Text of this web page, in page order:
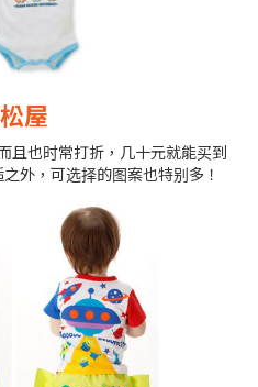
屋
且也时常打折，几十元就能买到
外，可选择的图案也特别多！